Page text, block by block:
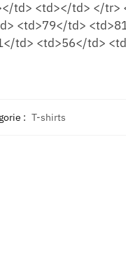
td> <td></td> </tr>
<td>79</td>
td> <td>56</td>
: T-shirts